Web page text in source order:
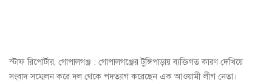
স্টাফ রিপোর্টার, গোপালগঞ্জ : গোপালগঞ্জের টুঙ্গিপাড়ায় ব্যক্তিগত কারণ দেখিয়ে
সংবাদ সম্মেলন করে দল থেকে পদত্যাগ করেছেন এক আওয়ামী লীগ নেতা।